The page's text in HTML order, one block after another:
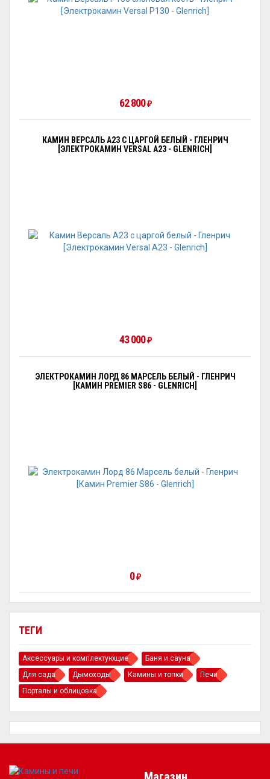
ТЕГИ
Аксессуары и комплектующие
Баня и сауна
Для сада
Дымоходы Камины и топки
Печи
Порталы и облицовка
62 800 ₽
КАМИН ВЕРСАЛЬ A23 С ЦАРГОЙ БЕЛЫЙ - ГЛЕНРИЧ
[ЭЛЕКТРОКАМИН VERSAL А23 - GLENRICH]
43 000 ₽
ЭЛЕКТРОКАМИН ЛОРД 86 МАРСЕЛЬ БЕЛЫЙ - ГЛЕНРИЧ
[КАМИН PREMIER S86 - GLENRICH]
0 ₽